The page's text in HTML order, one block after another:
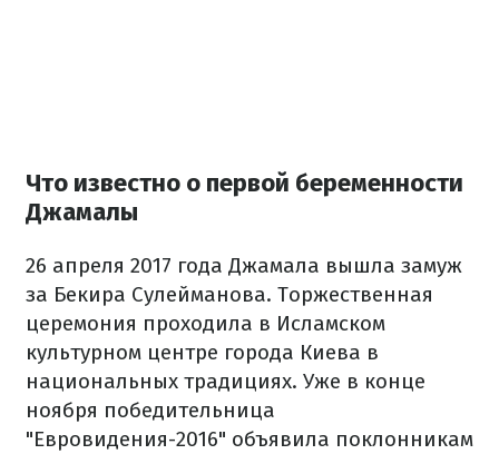
Что известно о первой беременности
Джамалы
26 апреля 2017 года Джамала вышла замуж
за Бекира Сулейманова. Торжественная
церемония проходила в Исламском
культурном центре города Киева в
национальных традициях. Уже в конце
ноября победительница
"Евровидения-2016" объявила поклонникам